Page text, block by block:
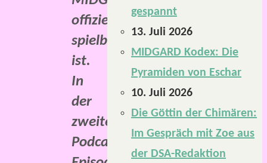
offiziell
spielbar
ist.
In
der
zweiten
Podcast-
gespannt
13. Juli 2026
MIDGARD Kodex: Die
Pyramiden von Eschar
10. Juli 2026
Die Göttin der Chimären:
Im Gespräch mit Zoe aus
der DSA-Redaktion